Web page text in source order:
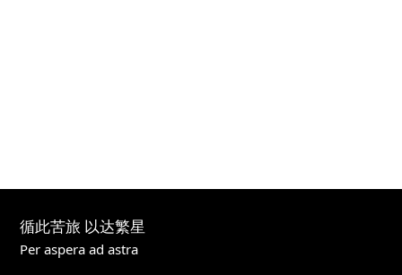
循此苦旅 以达繁星
Per aspera ad astra